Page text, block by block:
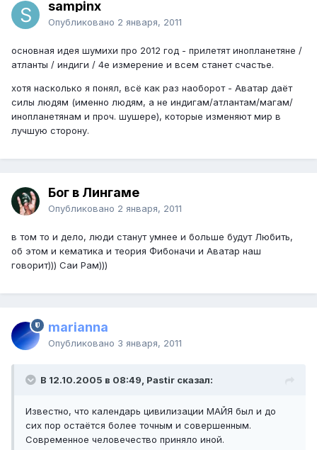
sampinx
Опубликовано 2 января, 2011
основная идея шумихи про 2012 год - прилетят инопланетяне /
атланты / индиги / 4е измерение и всем станет счастье.
хотя насколько я понял, всё как раз наоборот - Аватар даёт
силы людям (именно людям, а не индигам/атлантам/магам/
инопланетянам и проч. шушере), которые изменяют мир в
лучшую сторону.
Бог в Лингаме
Опубликовано 2 января, 2011
в том то и дело, люди станут умнее и больше будут Любить,
об этом и кематика и теория Фибоначи и Аватар наш
говорит))) Саи Рам)))
marianna
Опубликовано 3 января, 2011
В 12.10.2005 в 08:49, Pastir сказал:
Известно, что календарь цивилизации МАЙЯ был и до
сих пор остаётся более точным и совершенным.
Современное человечество приняло иной.